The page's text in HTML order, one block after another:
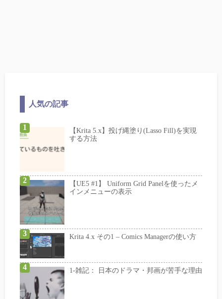
人気の記事
【Krita 5.x】投げ縄塗り(Lasso Fill)を実現
する方法
【UE5 #1】 Uniform Grid Panelを使ったメ
インメニューの表示
Krita 4.x その1 – Comics Managerの使い方
1-雑記： 日本のドラマ・邦画が苦手な理由